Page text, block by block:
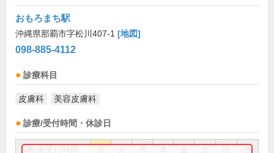
おもろまち駅
沖縄県那覇市字松川407-1 [地図]
098-885-4112
診療科目
皮膚科 美容皮膚科
診療/受付時間・休診日
祝